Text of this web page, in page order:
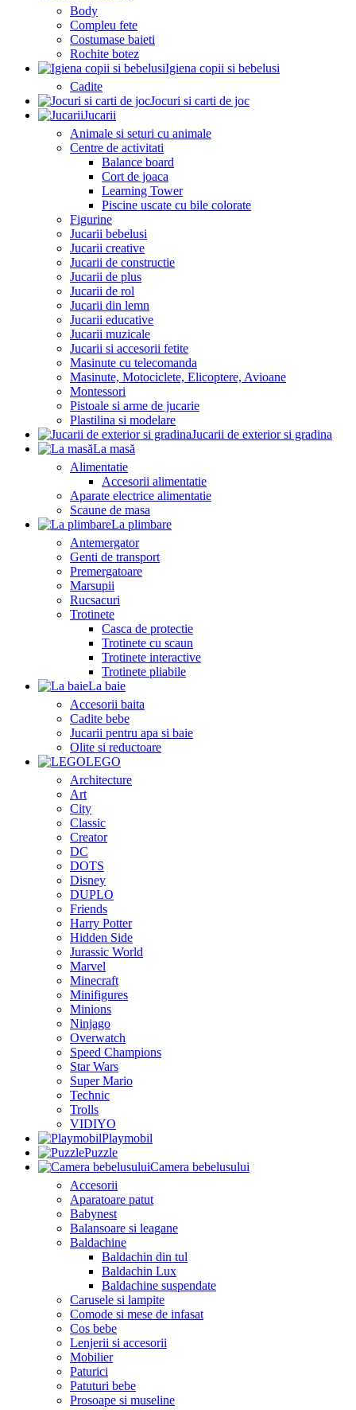
Body
Compleu fete
Costumase baieti
Rochite botez
Igiena copii si bebelusi
Cadite
Jocuri si carti de joc
Jucarii
Animale si seturi cu animale
Centre de activitati
Balance board
Cort de joaca
Learning Tower
Piscine uscate cu bile colorate
Figurine
Jucarii bebelusi
Jucarii creative
Jucarii de constructie
Jucarii de plus
Jucarii de rol
Jucarii din lemn
Jucarii educative
Jucarii muzicale
Jucarii si accesorii fetite
Masinute cu telecomanda
Masinute, Motociclete, Elicoptere, Avioane
Montessori
Pistoale si arme de jucarie
Plastilina si modelare
Jucarii de exterior si gradina
La masă
Alimentatie
Accesorii alimentatie
Aparate electrice alimentatie
Scaune de masa
La plimbare
Antemergator
Genti de transport
Premergatoare
Marsupii
Rucsacuri
Trotinete
Casca de protectie
Trotinete cu scaun
Trotinete interactive
Trotinete pliabile
La baie
Accesorii baita
Cadite bebe
Jucarii pentru apa si baie
Olite si reductoare
LEGO
Architecture
Art
City
Classic
Creator
DC
DOTS
Disney
DUPLO
Friends
Harry Potter
Hidden Side
Jurassic World
Marvel
Minecraft
Minifigures
Minions
Ninjago
Overwatch
Speed Champions
Star Wars
Super Mario
Technic
Trolls
VIDIYO
Playmobil
Puzzle
Camera bebelusului
Accesorii
Aparatoare patut
Babynest
Balansoare si leagane
Baldachine
Baldachin din tul
Baldachin Lux
Baldachine suspendate
Carusele si lampite
Comode si mese de infasat
Cos bebe
Lenjerii si accesorii
Mobilier
Paturici
Patuturi bebe
Prosoape si museline